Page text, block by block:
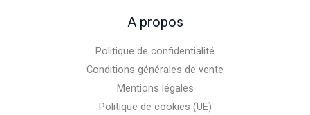
A propos
Politique de confidentialité
Conditions générales de vente
Mentions légales
Politique de cookies (UE)